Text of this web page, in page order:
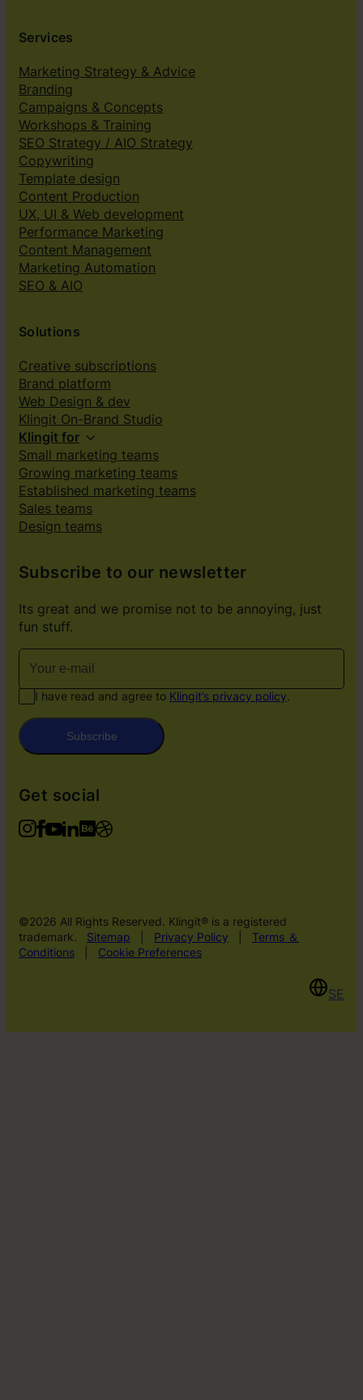
Services
Marketing Strategy & Advice
Branding
Campaigns & Concepts
Workshops & Training
SEO Strategy / AIO Strategy
Copywriting
Template design
Content Production
UX, UI & Web development
Performance Marketing
Content Management
Marketing Automation
SEO & AIO
Solutions
Creative subscriptions
Brand platform
Web Design & dev
Klingit On-Brand Studio
Klingit for
Small marketing teams
Growing marketing teams
Established marketing teams
Sales teams
Design teams
Subscribe to our newsletter
Its great and we promise not to be annoying, just
fun stuff.
I have read and agree to Klingit’s privacy policy.
Subscribe
Get social
©2026 All Rights Reserved. Klingit® is a registered
trademark.
Sitemap Privacy Policy
Terms ＆
Conditions
Cookie Preferences
SE